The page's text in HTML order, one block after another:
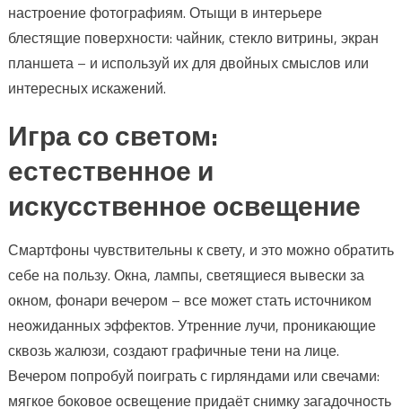
настроение фотографиям. Отыщи в интерьере
блестящие поверхности: чайник, стекло витрины, экран
планшета – и используй их для двойных смыслов или
интересных искажений.
Игра со светом:
естественное и
искусственное освещение
Смартфоны чувствительны к свету, и это можно обратить
себе на пользу. Окна, лампы, светящиеся вывески за
окном, фонари вечером – все может стать источником
неожиданных эффектов. Утренние лучи, проникающие
сквозь жалюзи, создают графичные тени на лице.
Вечером попробуй поиграть с гирляндами или свечами:
мягкое боковое освещение придаёт снимку загадочность